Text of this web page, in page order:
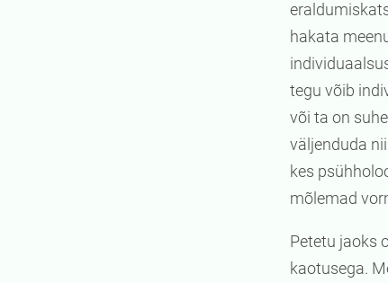
hakata
tegu võib
või ta on
väljenduda
kes
mõlemad
Petetu jaoks
kaotusega.